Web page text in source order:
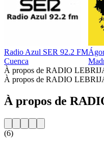
Radio Azul SER 92.2 FM
Cuenca
À propos de RADIO
À propos de RADIO
À propos de
(6)